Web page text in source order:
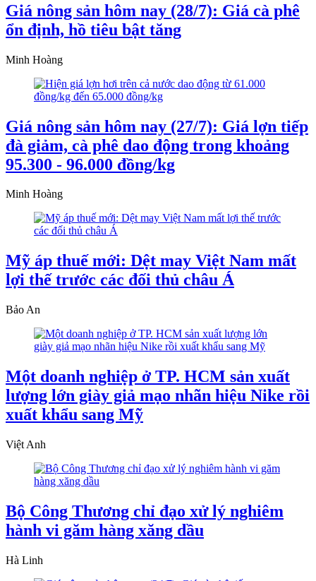
Giá nông sản hôm nay (28/7): Giá cà phê
ổn định, hồ tiêu bật tăng
Minh Hoàng
Giá nông sản hôm nay (27/7): Giá lợn tiếp
đà giảm, cà phê dao động trong khoảng
95.300 - 96.000 đồng/kg
Minh Hoàng
Mỹ áp thuế mới: Dệt may Việt Nam mất
lợi thế trước các đối thủ châu Á
Bảo An
Một doanh nghiệp ở TP. HCM sản xuất
lượng lớn giày giả mạo nhãn hiệu Nike rồi
xuất khẩu sang Mỹ
Việt Anh
Bộ Công Thương chỉ đạo xử lý nghiêm
hành vi găm hàng xăng dầu
Hà Linh